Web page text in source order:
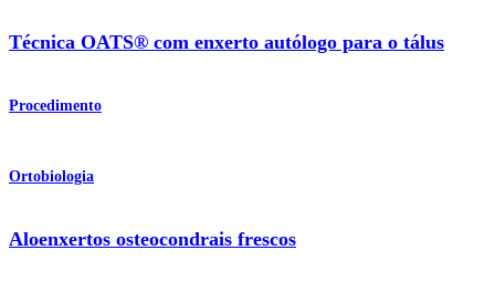
Técnica OATS® com enxerto autólogo para o tálus
Procedimento
Ortobiologia
Aloenxertos osteocondrais frescos